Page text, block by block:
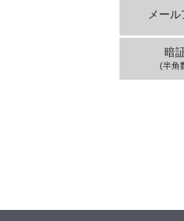
メー
暗
(半角